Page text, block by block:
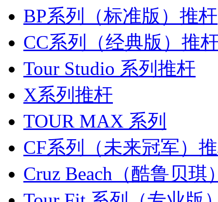
BP系列（标准版）推杆
CC系列（经典版）推
Tour Studio 系列推杆
X系列推杆
TOUR MAX 系列
CF系列（未来冠军）
Cruz Beach（酷鲁贝琪